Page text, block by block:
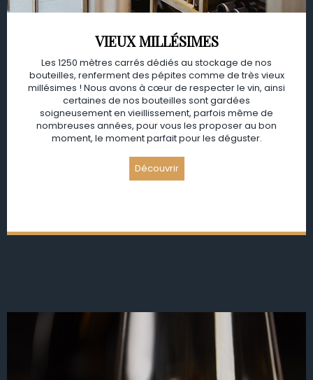
VIEUX MILLÉSIMES
Les 1250 mètres carrés dédiés au stockage de nos
bouteilles, renferment des pépites comme de très vieux
millésimes ! Nous avons à cœur de respecter le vin, ainsi
certaines de nos bouteilles sont gardées
soigneusement en vieillissement, parfois même de
nombreuses années, pour vous les proposer au bon
moment, le moment parfait pour les déguster.